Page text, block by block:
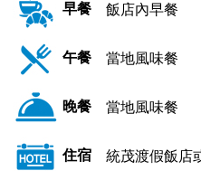
早餐 飯店內早餐
午餐 當地風味餐
晚餐 當地風味餐
住宿 統茂渡假飯店